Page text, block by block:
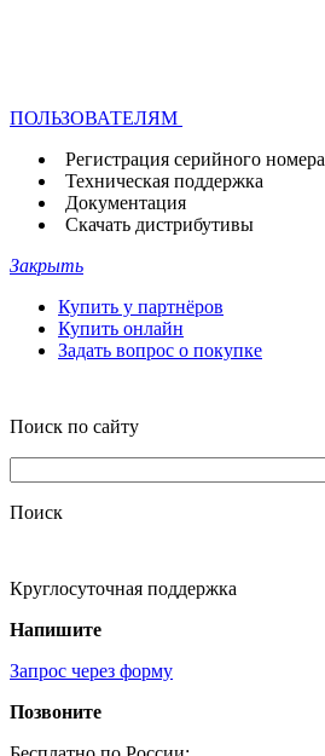
ПОЛЬЗОВАТЕЛЯМ
Регистрация серийного номера
Техническая поддержка
Документация
Скачать дистрибутивы
Закрыть
Купить у партнёров
Купить онлайн
Задать вопрос о покупке
Поиск по сайту
Поиск
Круглосуточная поддержка
Напишите
Запрос через форму
Позвоните